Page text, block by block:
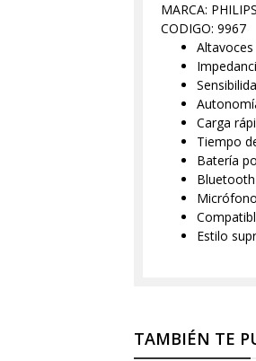
MARCA: PHILIPS
CODIGO: 9967
Carga
Tiempo
Batería
Estilo
TAMBIÉN TE